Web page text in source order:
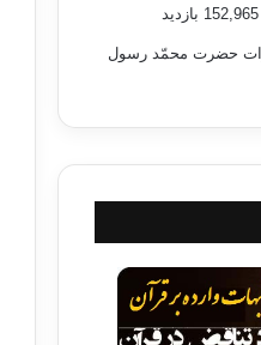
حضرت محمّد رسول